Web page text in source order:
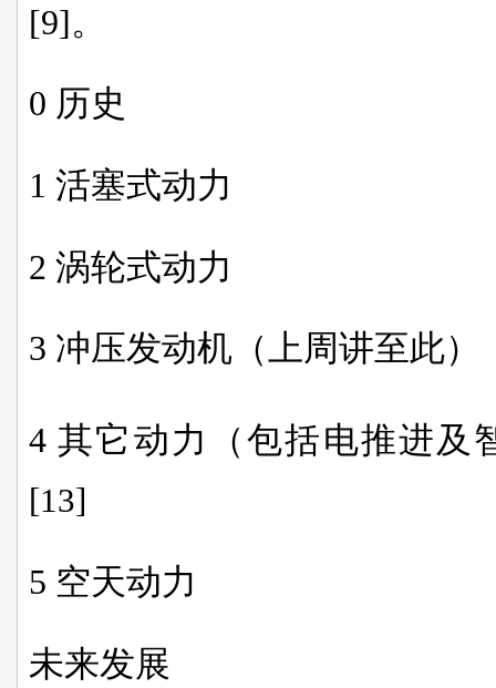
[9]。
0 历史
1 活塞式动力
2 涡轮式动力
3 冲压发动机（上周讲至此）
4 其它动力（包括电推进及
[13]
5 空天动力
未来发展